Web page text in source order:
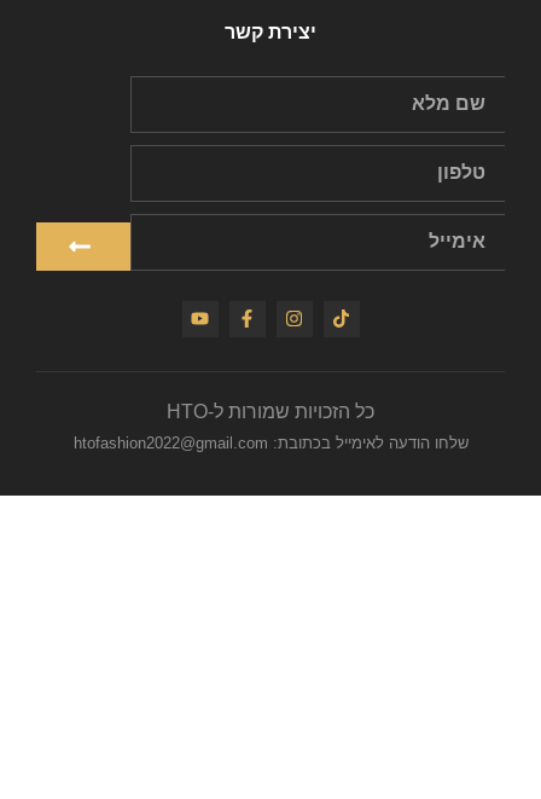
יצירת קשר
כל הזכויות שמורות ל-HTO
שלחו הודעה לאימייל בכתובת: htofashion2022@gmail.com